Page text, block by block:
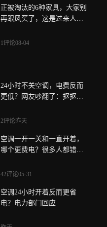
正被淘汰的6种家具，大家别
再跟风买了，这是过来人的
1评论08-04
24小时不关空调，电费反而
更低？网友吵翻了：抠抠搜
2评论昨天
空调一开一关和一直开着，
哪个更费电？很多人都错
42评论05-31
空调24小时开着反而更省
电？电力部门回应